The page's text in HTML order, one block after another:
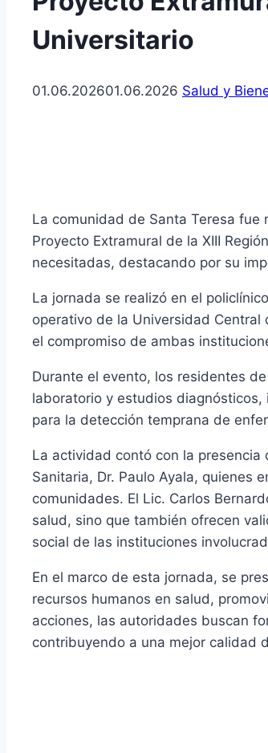
Universitario
01.06.202601.06.2026 Salud y
La comunidad de Santa Teresa
Proyecto Extramural de la XIII
necesitadas, destacando por su
La jornada se realizó en el
operativo de la Universidad
el compromiso de ambas
Durante el evento, los residentes
laboratorio y estudios
para la detección temprana de
La actividad contó con la presencia
Sanitaria, Dr. Paulo Ayala, quienes
comunidades. El Lic. Carlos
salud, sino que también ofrecen
social de las instituciones
En el marco de esta jornada, se
recursos humanos en salud,
acciones, las autoridades buscan
contribuyendo a una mejor calidad